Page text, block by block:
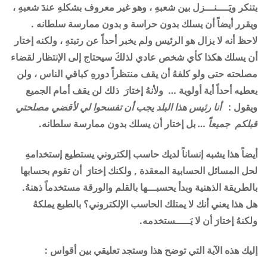
يتنكر ويَــــنـــزل بين شعبهِ ، وهو غير معروف بشكلهِ عندَ شعبهِ ،
ويقرر أيضاً أن يسلك بدون حراسة و بدون ممارسة سلطانه .
لاحظ أنه لا يزال هو الرئيس ولم يخبر أحداً عن رتبتهِ ، ولكنه إختار
أن يسلك هكذا كأي شخص عادي لذلكَ سيحتاج إلى الإنتظار لقضاء
مصلحته حتى ولو كلفهُ أن يقف منتظراً دورهِ كباقي الناس ، ولن
يعطيه أحداً أية أولوية … ولأنهُ إختارَ ذلك لن يقف أمام الجميع
ويقول :أنا رئيس هذا البلد يجب أن تفسحوا لي لأقضي مصلحتي
قبلكم جميعاً …بل إختار أن يسلك بدون ممارسة سلطانه.
أيضاً هذا يشبه إنساناً لديك حاسب إلكتروني يستطيع إستخدامهِ
لحل المسائل الحسابية المعقدة , ولكنك إختارَ أن تقوم بحسابها
بالطريقة الذهنية وبدأ يحسبـــها بالقلم والورقة مستخدماً ذهنهُ.
هل هذا يعني أنك لا يمتلك الحاسب الإلكتروني؟ بالطبع يملكهُ
ولكنهُ إختارَ أن لا يَـــــستخدمه.
إليك هذه الآية التي توضح هذا وستجد تعليقي بين أقواس :